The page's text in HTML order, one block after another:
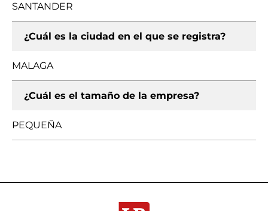
SANTANDER
¿Cuál es la ciudad en el que se registra?
MALAGA
¿Cuál es el tamaño de la empresa?
PEQUEÑA